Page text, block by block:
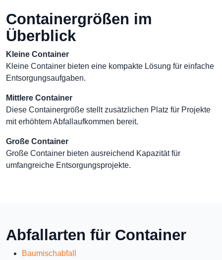
Containergrößen im
Überblick
Kleine Container
Kleine Container bieten eine kompakte Lösung für einfache
Entsorgungsaufgaben.
Mittlere Container
Diese Containergröße stellt zusätzlichen Platz für Projekte
mit erhöhtem Abfallaufkommen bereit.
Große Container
Große Container bieten ausreichend Kapazität für
umfangreiche Entsorgungsprojekte.
Abfallarten für Container
Baumischabfall